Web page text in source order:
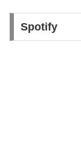
Spotify